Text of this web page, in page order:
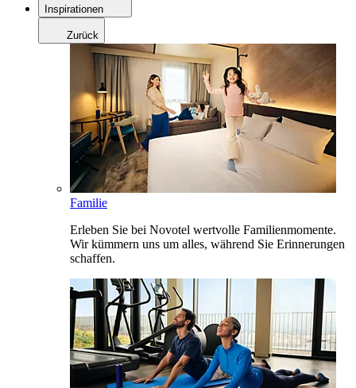
Inspirationen
Zurück
Familie
Erleben Sie bei Novotel wertvolle Familienmomente.
Wir kümmern uns um alles, während Sie Erinnerungen
schaffen.